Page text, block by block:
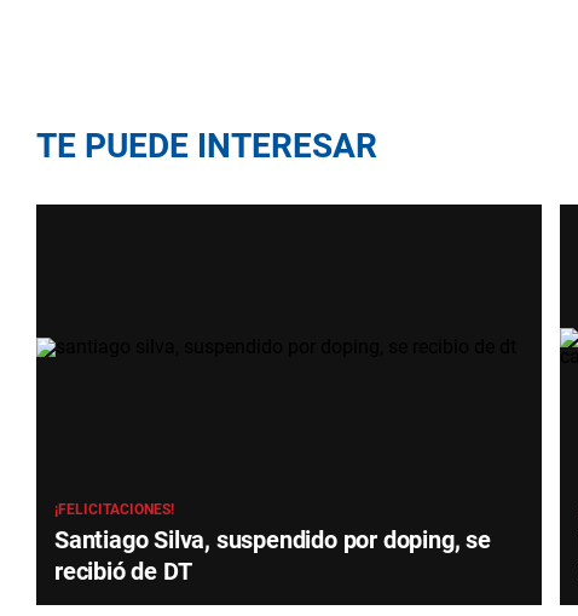
TE PUEDE INTERESAR
¡FELICITACIONES!
Santiago Silva, suspendido por doping, se
recibió de DT